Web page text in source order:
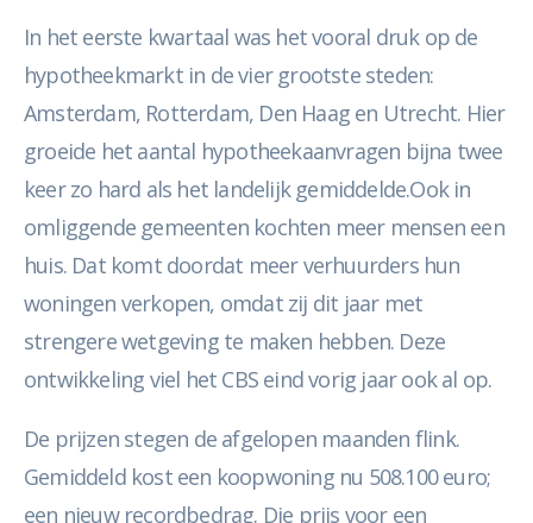
In het eerste kwartaal was het vooral druk op de
hypotheekmarkt in de vier grootste steden:
Amsterdam, Rotterdam, Den Haag en Utrecht. Hier
groeide het aantal hypotheekaanvragen bijna twee
keer zo hard als het landelijk gemiddelde.Ook in
omliggende gemeenten kochten meer mensen een
huis. Dat komt doordat meer verhuurders hun
woningen verkopen, omdat zij dit jaar met
strengere wetgeving te maken hebben. Deze
ontwikkeling viel het CBS eind vorig jaar ook al op.
De prijzen stegen de afgelopen maanden flink.
Gemiddeld kost een koopwoning nu 508.100 euro;
een nieuw recordbedrag. Die prijs voor een